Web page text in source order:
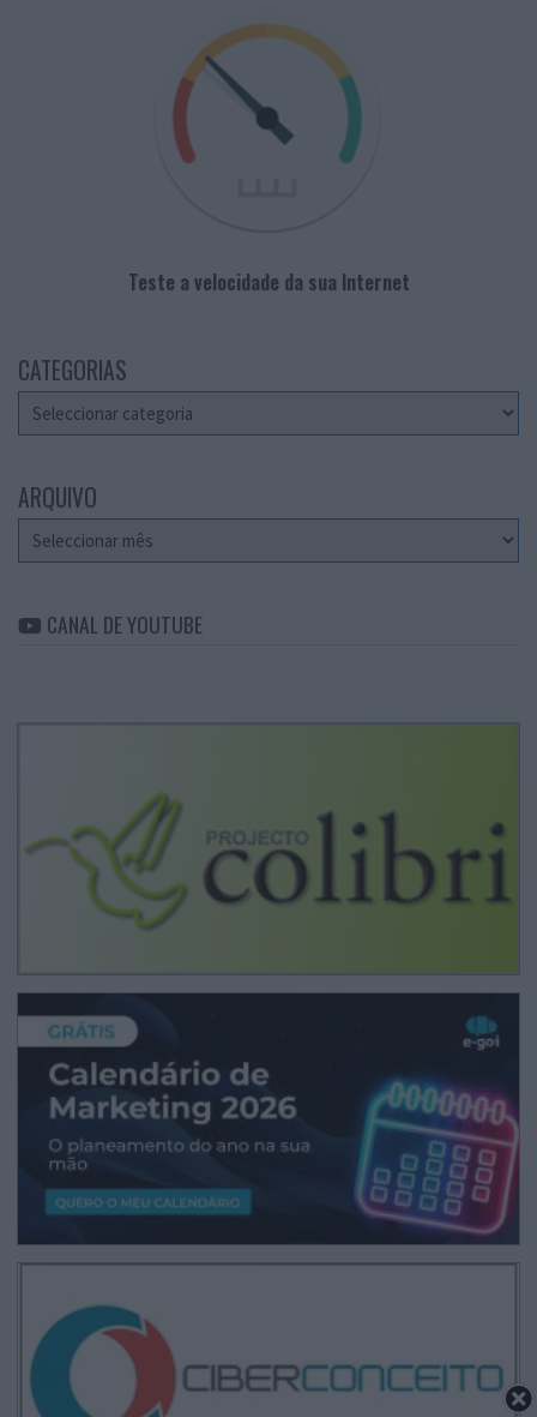
Teste a velocidade da sua Internet
CATEGORIAS
Categorias
ARQUIVO
Arquivo
CANAL DE YOUTUBE